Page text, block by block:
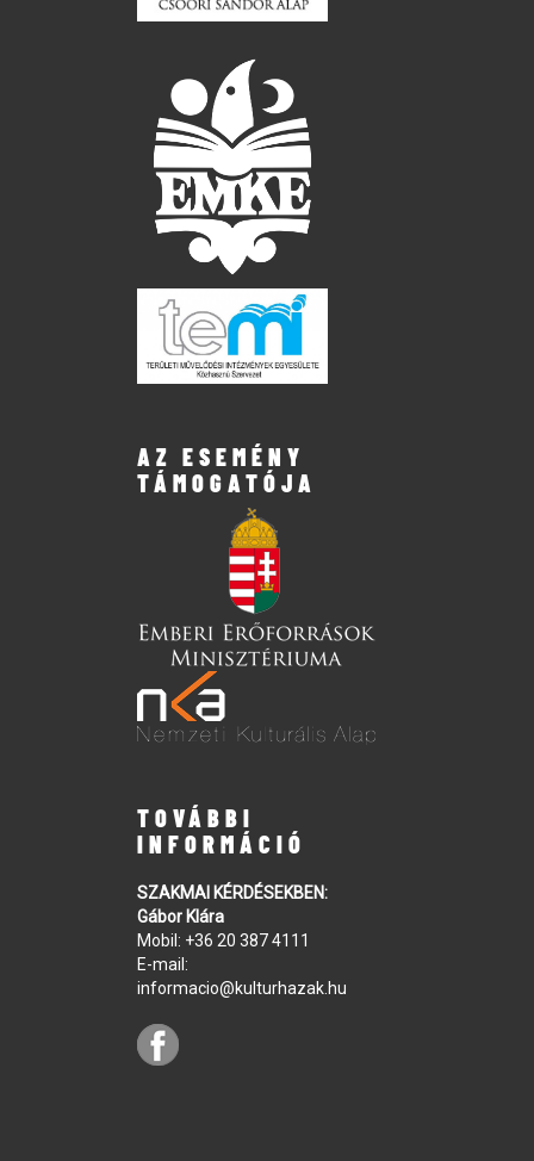
AZ ESEMÉNY
TÁMOGATÓJA
TOVÁBBI
INFORMÁCIÓ
SZAKMAI KÉRDÉSEKBEN:
Gábor Klára
Mobil: +36 20 387 4111
E-mail:
informacio@kulturhazak.hu